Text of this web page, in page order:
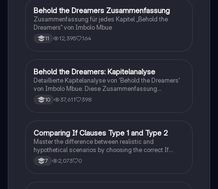
Englisch
Behold the Dreamers Zusammenfassung
Zusammenfassung für jedes Kapitel „Behold the
Dreamers“ von Imbolo Mbue
11 12,395 164
Englisch
Behold the Dreamers: Kapitelanalyse
Detaillierte Kapitelanalyse von 'Behold the Dreamers'
von Imbolo Mbue. Diese Zusammenfassung
behandelt zentrale Themen wie den nigerianischen
Traum, gesellschaftliche Kontexte und die
Romans auseinandersetzen möchten.
10 37,611 398
CEnglisch
Comparing If Clauses Type 1 and Type 2
Master the difference between realistic and
hypothetical scenarios by choosing the correct If
Clause type.
7 2,073 0